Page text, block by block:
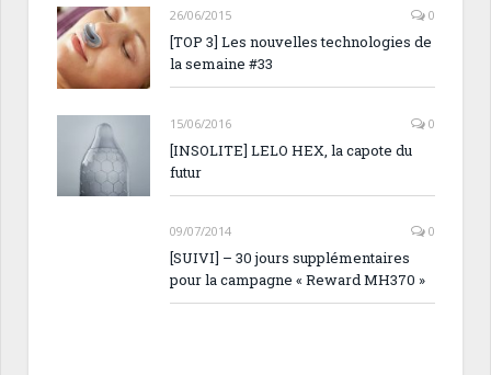
26/06/2015 0
[TOP 3] Les nouvelles technologies de
la semaine #33
15/06/2016 0
[INSOLITE] LELO HEX, la capote du
futur
09/07/2014 0
[SUIVI] – 30 jours supplémentaires
pour la campagne « Reward MH370 »